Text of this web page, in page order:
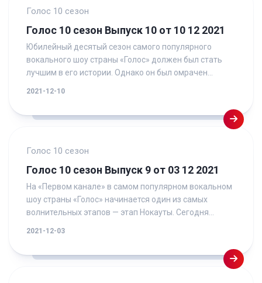
Голос 10 сезон
Голос 10 сезон Выпуск 10 от 10 12 2021
Юбилейный десятый сезон самого популярного
вокального шоу страны «Голос» должен был стать
лучшим в его истории. Однако он был омрачен...
2021-12-10
Голос 10 сезон
Голос 10 сезон Выпуск 9 от 03 12 2021
На «Первом канале» в самом популярном вокальном
шоу страны «Голос» начинается один из самых
волнительных этапов — этап Нокауты. Сегодня...
2021-12-03